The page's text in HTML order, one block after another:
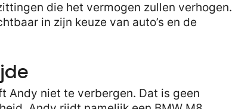
die het vermogen zullen verhogen.
in zijn keuze van auto’s en de
Andy niet te verbergen. Dat is geen